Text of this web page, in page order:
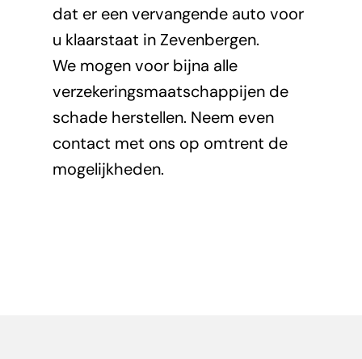
dat er een vervangende auto voor
u klaarstaat in Zevenbergen.
We mogen voor bijna alle
verzekeringsmaatschappijen de
schade herstellen. Neem even
contact met ons op omtrent de
mogelijkheden.